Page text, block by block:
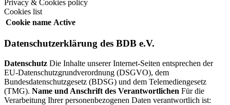
Privacy & Cookies policy
Cookies list
Cookie name Active
Datenschutzerklärung des BDB e.V.
Datenschutz Die Inhalte unserer Internet-Seiten entsprechen der
EU-Datenschutzgrundverordnung (DSGVO), dem
Bundesdatenschutzgesetz (BDSG) und dem Telemediengesetz
(TMG). Name und Anschrift des Verantwortlichen Für die
Verarbeitung Ihrer personenbezogenen Daten verantwortlich ist: